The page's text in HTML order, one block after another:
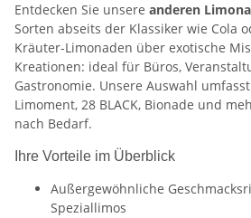
Entdecken Sie unsere anderen
Sorten abseits der Klassiker wie Cola
Kräuter-Limonaden über exotische
Kreationen: ideal für Büros,
Gastronomie. Unsere Auswahl
Limoment, 28 BLACK, Bionade und
nach Bedarf.
Ihre Vorteile im Überblick
Außergewöhnliche
Speziallimos